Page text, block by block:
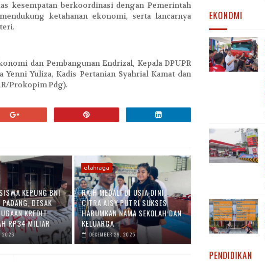
kesempatan berkoordinasi dengan Pemerintah
ketahanan ekonomi, serta lancarnya
dan Pembangunan Endrizal, Kepala DPUPR
Yenni Yuliza, Kadis Pertanian Syahrial Kamat dan
Prokopim Pdg).
KEPUNG BNI
DESAK
KREDIT
RP34 MILIAR
2026
olahraga
RAIH MEDALI DI USIA DINI,
CITRA AISY PUTRI SUKSES
HARUMKAN NAMA SEKOLAH DAN
KELUARGA
DECEMBER 29, 2025
EKONOMI
PENDIDIKAN